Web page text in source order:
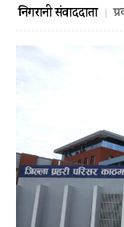
निगरानी संवाददाता